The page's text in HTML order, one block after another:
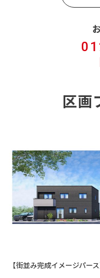
区画
【街並み完成イメージパース